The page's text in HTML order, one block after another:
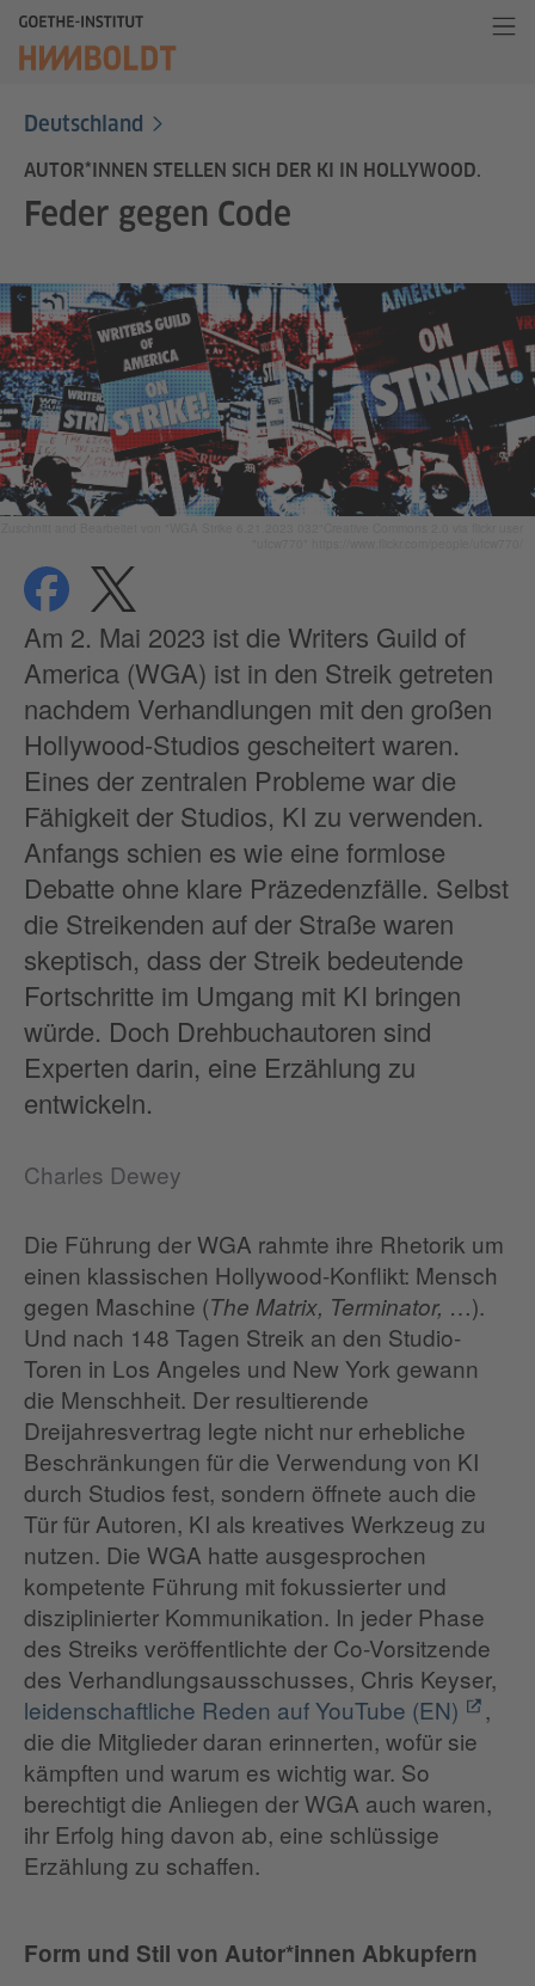
Deutschland
AUTOR*INNEN STELLEN SICH DER KI IN HOLLYWOOD.
Feder gegen Code
teilen teilen
Am 2. Mai 2023 ist die Writers Guild of
America (WGA) ist in den Streik getreten
nachdem Verhandlungen mit den großen
Hollywood-Studios gescheitert waren.
Eines der zentralen Probleme war die
Fähigkeit der Studios, KI zu verwenden.
Anfangs schien es wie eine formlose
Debatte ohne klare Präzedenzfälle. Selbst
die Streikenden auf der Straße waren
skeptisch, dass der Streik bedeutende
Fortschritte im Umgang mit KI bringen
würde. Doch Drehbuchautoren sind
Experten darin, eine Erzählung zu
entwickeln.
Charles Dewey
Die Führung der WGA rahmte ihre Rhetorik um
einen klassischen Hollywood-Konflikt: Mensch
gegen Maschine (The Matrix, Terminator, …).
Und nach 148 Tagen Streik an den Studio-
Toren in Los Angeles und New York gewann
die Menschheit. Der resultierende
Dreijahresvertrag legte nicht nur erhebliche
Beschränkungen für die Verwendung von KI
durch Studios fest, sondern öffnete auch die
Tür für Autoren, KI als kreatives Werkzeug zu
nutzen. Die WGA hatte ausgesprochen
kompetente Führung mit fokussierter und
disziplinierter Kommunikation. In jeder Phase
des Streiks veröffentlichte der Co-Vorsitzende
des Verhandlungsausschusses, Chris Keyser,
leidenschaftliche Reden auf YouTube (EN)
,
die die Mitglieder daran erinnerten, wofür sie
kämpften und warum es wichtig war. So
berechtigt die Anliegen der WGA auch waren,
ihr Erfolg hing davon ab, eine schlüssige
Erzählung zu schaffen.
Form und Stil von Autor*innen Abkupfern